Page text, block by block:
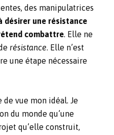
des manipulatrices
désirer une résistance
combattre. Elle ne
résistance. Elle n’est
une étape nécessaire
de vue mon idéal. Je
du monde qu’une
qu’elle construit,